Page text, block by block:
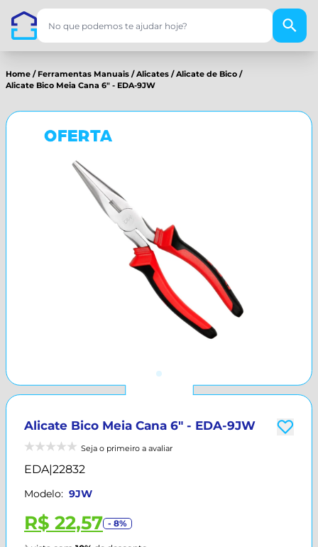
Home / Ferramentas Manuais /Alicates /Alicate de Bico /
Alicate Bico Meia Cana 6" - EDA-9JW
Alicate Bico Meia Cana 6" - EDA-9JW
Seja o primeiro a avaliar
EDA|22832
Modelo: 9JW
R$ 22,57 - 8%